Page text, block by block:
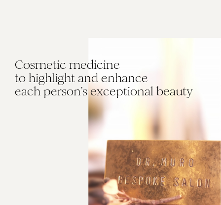
Cosmetic medicine
to highlightand enhance
each person’s exceptional beauty